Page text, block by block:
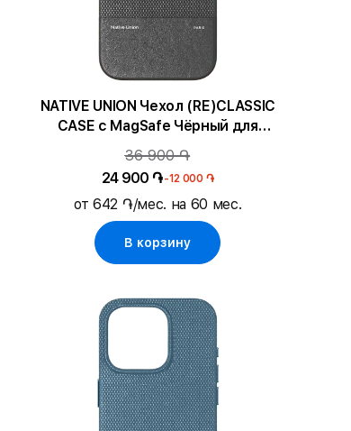
NATIVE UNION Чехол (RE)CLASSIC
CASE с MagSafe Чёрный для
iPhone 16
36 900 ֏
24 900 ֏ -12 000 ֏
от 642 ֏/мес. на 60 мес.
В корзину